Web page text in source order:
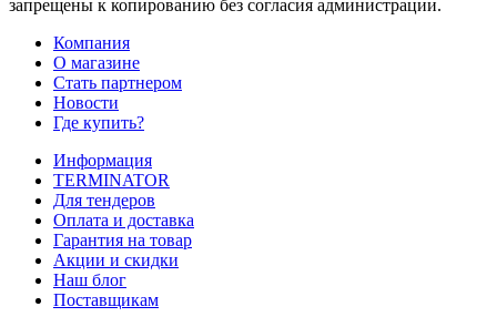
запрещены к копированию без согласия администрации.
Компания
О магазине
Стать партнером
Новости
Где купить?
Информация
TERMINATOR
Для тендеров
Оплата и доставка
Гарантия на товар
Акции и скидки
Наш блог
Поставщикам